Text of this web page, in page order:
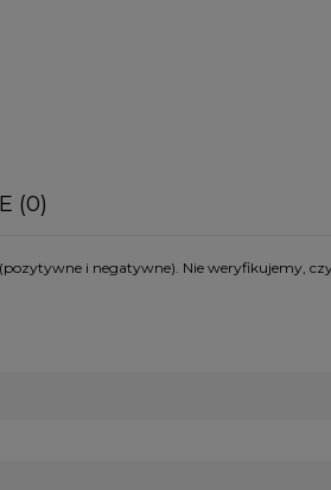
(0)
i negatywne). Nie weryfikujemy,